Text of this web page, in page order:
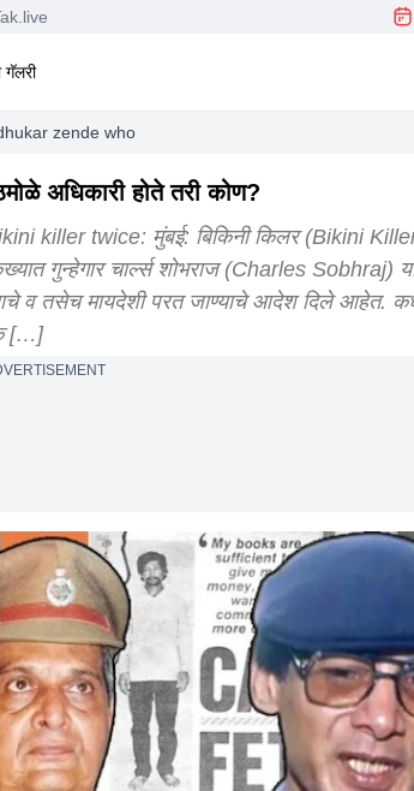
गॅलरी
zende who nabbed the bikini killer twice
अधिकारी होते तरी कोण?
killer twice: मुंबई: बिकिनी किलर (Bikini
गुन्हेगार चार्ल्स शोभराज (Charles Sobhraj)
व तसेच मायदेशी परत जाण्याचे आदेश दिले आहेत.
[…]